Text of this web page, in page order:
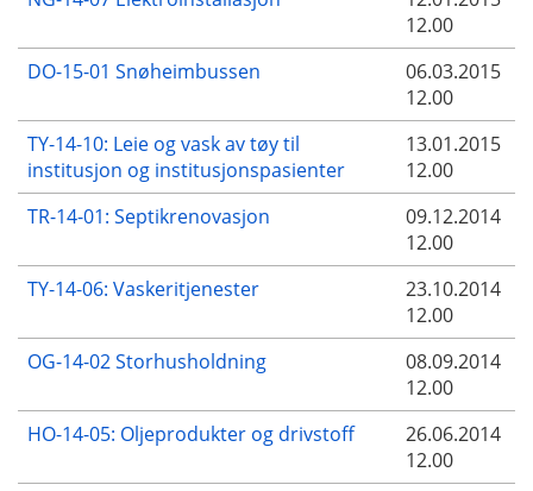
12.00
DO-15-01 Snøheimbussen
06.03.2015
12.00
TY-14-10: Leie og vask av tøy til
institusjon og institusjonspasienter
13.01.2015
12.00
TR-14-01: Septikrenovasjon
09.12.2014
12.00
TY-14-06: Vaskeritjenester
23.10.2014
12.00
OG-14-02 Storhusholdning
08.09.2014
12.00
HO-14-05: Oljeprodukter og drivstoff
26.06.2014
12.00